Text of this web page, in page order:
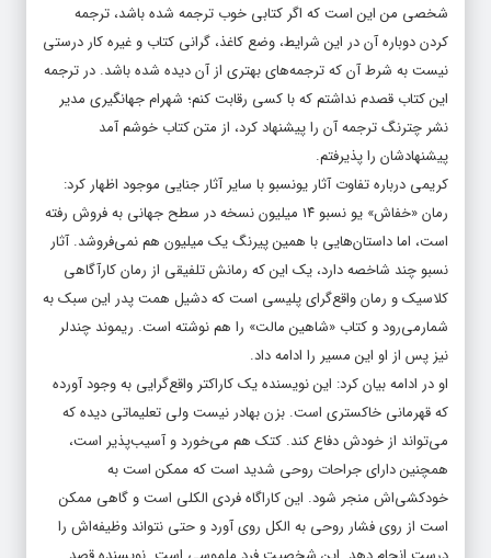
شخصی من این است که اگر کتابی خوب ترجمه شده باشد، ترجمه
کردن دوباره آن در این شرایط، وضع کاغذ، گرانی کتاب و غیره کار درستی
نیست به شرط آن که ترجمه‌های بهتری از آن دیده شده باشد. در ترجمه
این کتاب قصدم نداشتم که با کسی رقابت کنم؛ شهرام جهانگیری مدیر
نشر چترنگ ترجمه آن را پیشنهاد کرد، از متن کتاب خوشم آمد
پیشنهادشان را پذیرفتم.
کریمی درباره تفاوت آثار یونسبو با سایر آثار جنایی موجود اظهار کرد:
رمان «خفاش» یو نسبو ۱۴ میلیون نسخه در سطح جهانی به فروش رفته
است، اما داستان‌هایی با همین پیرنگ‌ یک میلیون هم نمی‌فروشد. آثار
نسبو چند شاخصه دارد، یک این که رمانش تلفیقی از رمان کارآگاهی
کلاسیک و رمان واقع‌گرای پلیسی است که دشیل همت پدر این سبک به
شمارمی‌رود و کتاب «شاهین مالت» را هم نوشته است. ریموند چندلر
نیز پس از او این مسیر را ادامه داد.
او در ادامه بیان کرد: این نویسنده یک کاراکتر واقع‌گرایی به وجود آورده
که قهرمانی خاکستری است. بزن بهادر نیست ولی تعلیماتی دیده که
می‌تواند از خودش دفاع کند. کتک هم می‌خورد و آسیب‌پذیر است،
همچنین دارای جراحات روحی شدید است که ممکن است به
خودکشی‌اش منجر شود. این کاراگاه فردی الکلی است و گاهی ممکن
است از روی فشار روحی به الکل روی‌ آورد و حتی نتواند وظیفه‌اش را